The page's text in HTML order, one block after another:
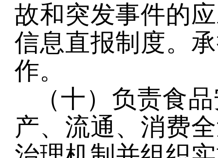
故和突发事件的
信息直报制度。
作。
（十）负责食
产、流通、消费